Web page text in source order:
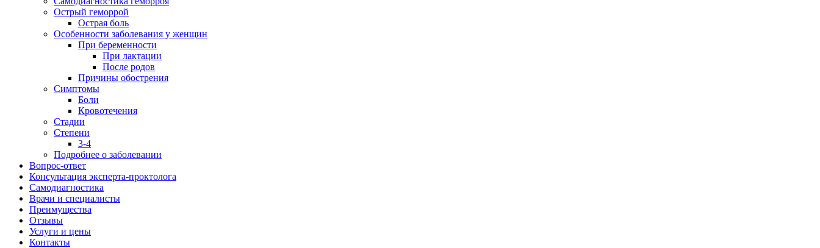
Острый геморрой
Острая боль
Особенности заболевания у женщин
При беременности
При лактации
После родов
Причины обострения
Симптомы
Боли
Кровотечения
Стадии
Степени
3-4
Подробнее о заболевании
Вопрос-ответ
Консультация эксперта-проктолога
Самодиагностика
Врачи и специалисты
Преимущества
Отзывы
Услуги и цены
Контакты